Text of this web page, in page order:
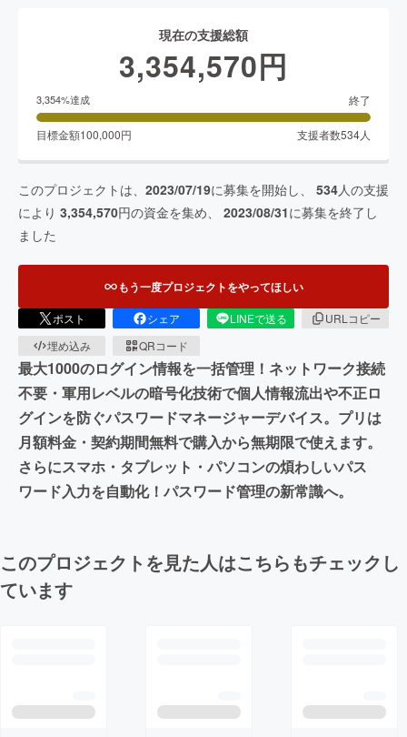
現在の支援総額
3,354,570円
3,354%達成 終了
目標金額100,000円 支援者数534人
このプロジェクトは、 2023/07/19に募集を開始し、 534人の支援
により 3,354,570円の資金を集め、 2023/08/31に募集を終了し
ました
もう一度プロジェクトをやってほしい
ポスト シェア LINEで送る
URLコピー
埋め込み
QRコード
最大1000のログイン情報を一括管理！ネットワーク接続
不要・軍用レベルの暗号化技術で個人情報流出や不正ロ
グインを防ぐパスワードマネージャーデバイス。プリは
月額料金・契約期間無料で購入から無期限で使えます。
さらにスマホ・タブレット・パソコンの煩わしいパス
ワード入力を自動化！パスワード管理の新常識へ。
このプロジェクトを見た人はこちらもチェックし
ています